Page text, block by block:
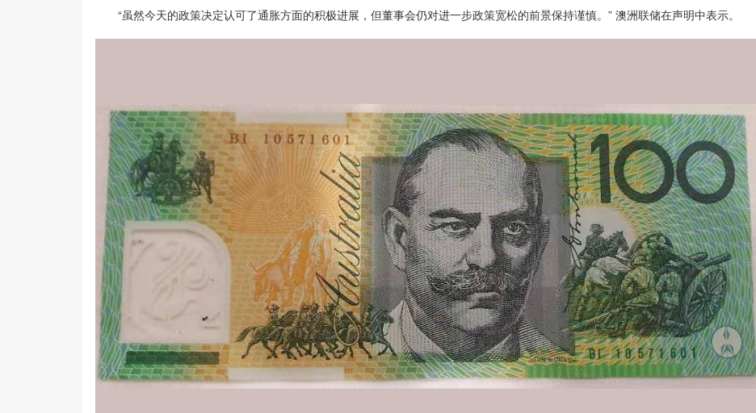
“虽然今天的政策决定认可了通胀方面的积极进展，但董事会仍对进一步政策宽松的前景保持谨慎。” 澳洲联储在声明中表示。